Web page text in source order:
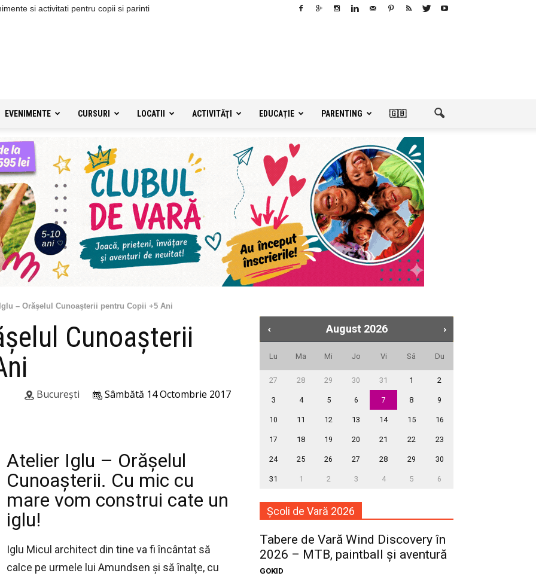
si activitati pentru copii si parinti
EVENIMENTE CURSURI LOCATII ACTIVITĂŢI EDUCAȚIE PARENTING 🇬🇧
– Orăşelul Cunoaşterii pentru Copii +5 Ani
Cunoaşterii
Sâmbătă 14 Octombrie 2017
București
Atelier Iglu – Orăşelul
Cunoaşterii. Cu mic cu
mare vom construi cate un
iglu!
Iglu Micul architect din tine va fi încântat să
calce pe urmele lui Amundsen şi să înalţe, cu
August 2026
Lu Ma Mi Jo Vi Sâ Du
27 28 29 30 31 1 2
3 4 5 6 7 8 9
10 11 12 13 14 15 16
17 18 19 20 21 22 23
24 25 26 27 28 29 30
31 1 2 3 4 5 6
Școli de Vară 2026
Tabere de Vară Wind Discovery în
2026 – MTB, paintball și aventură
GOKID